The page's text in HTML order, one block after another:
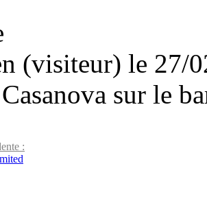
(visiteur) le 27/
sur le
: